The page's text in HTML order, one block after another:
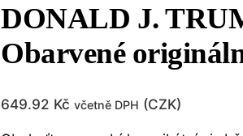
DONALD J.
Obarvené
649.92 Kč včetně DPH (CZK)